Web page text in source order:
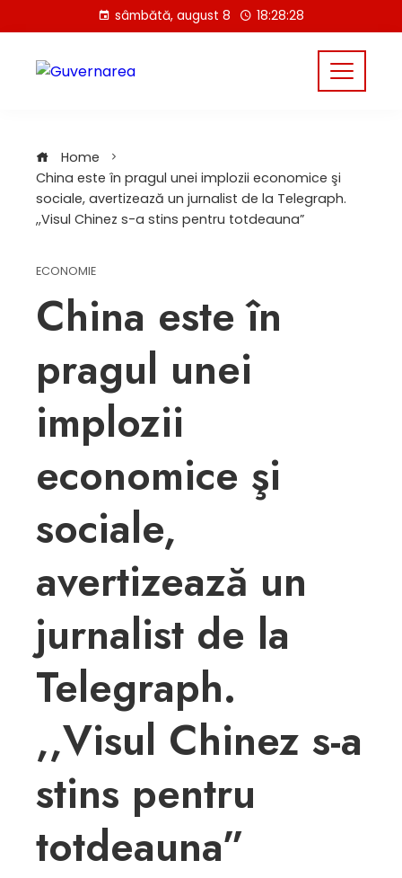
to
content
sâmbătă, august 8 18:28:28
Home
China este în pragul unei implozii economice şi
sociale, avertizează un jurnalist de la Telegraph.
,,Visul Chinez s-a stins pentru totdeauna”
ECONOMIE
China este în
pragul unei
implozii
economice şi
sociale,
avertizează un
jurnalist de la
Telegraph.
,,Visul Chinez s-a
stins pentru
totdeauna”